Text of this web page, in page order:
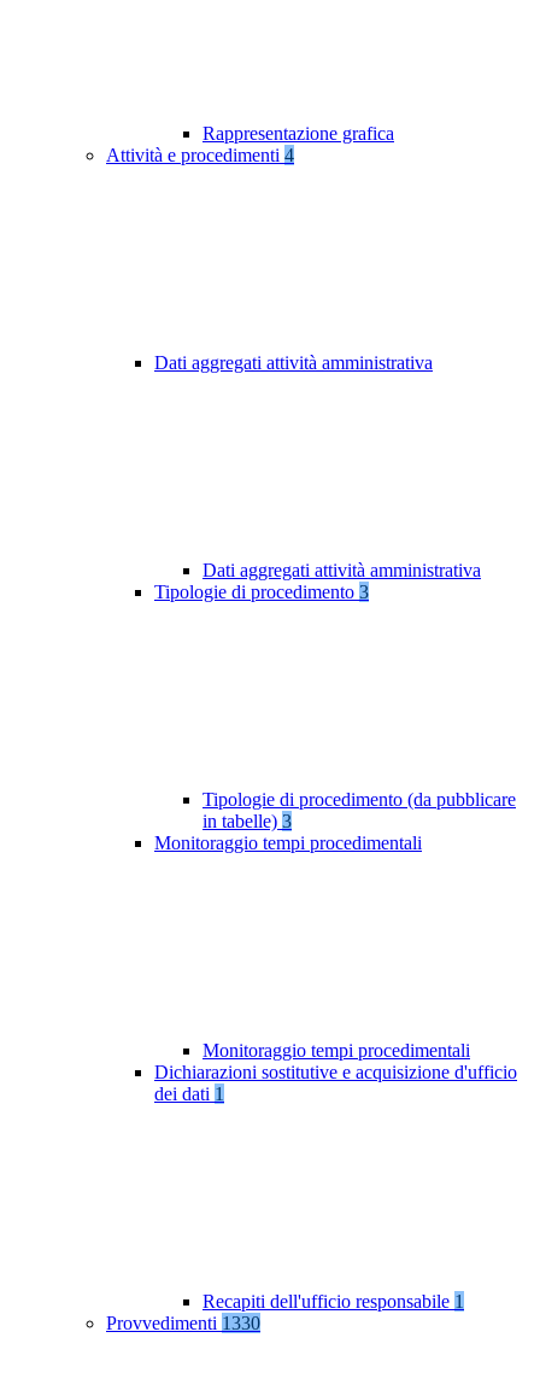
Rappresentazione grafica
Attività e procedimenti 4
Dati aggregati attività amministrativa
Dati aggregati attività amministrativa
Tipologie di procedimento 3
Tipologie di procedimento (da pubblicare
in tabelle) 3
Monitoraggio tempi procedimentali
Monitoraggio tempi procedimentali
Dichiarazioni sostitutive e acquisizione d'ufficio
dei dati 1
Recapiti dell'ufficio responsabile 1
Provvedimenti 1330